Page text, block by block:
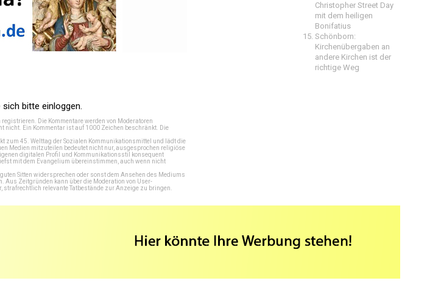
bitte einloggen.
registrieren . Die Kommentare werden von Moderatoren
Ein Kommentar ist auf 1000 Zeichen beschränkt. Die
zum 45. Welttag der Sozialen Kommunikationsmittel und lädt die
Medien mitzuteilen bedeutet nicht nur, ausgesprochen religiöse
digitalen Profil und Kommunikationsstil konsequent
mit dem Evangelium übereinstimmen, auch wenn nicht
Sitten widersprechen oder sonst dem Ansehen des Mediums
Aus Zeitgründen kann über die Moderation von User-
strafrechtlich relevante Tatbestände zur Anzeige zu bringen.
Christopher Street Day
mit dem heiligen
Bonifatius
Schönborn:
Kirchenübergaben an
andere Kirchen ist der
richtige Weg